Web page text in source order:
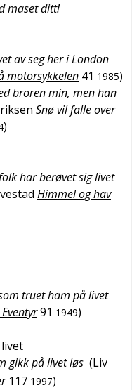
maset ditt!
av seg her i London
motorsykkelen 41 1985)
broren min, men han
Snø vil falle over
)
har berøvet sig livet
Himmel og hav
truet ham på livet
91 1949)
gikk på livet løs (Liv
117 1997)